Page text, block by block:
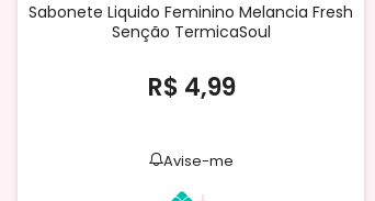
Sabonete Liquido Feminino Melancia Fresh
Senção TermicaSoul
R$ 4,99
Avise-me